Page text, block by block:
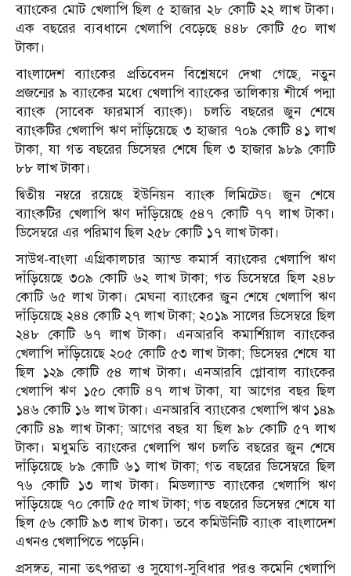
ব্যাংকের মোট খেলাপি ছিল ৫ হাজার ২৮ কোটি ২২ লাখ টাকা।
এক বছরের ব্যবধানে খেলাপি বেড়েছে ৪৪৮ কোটি ৫০ লাখ
টাকা।
বাংলাদেশ ব্যাংকের প্রতিবেদন বিশ্লেষণে দেখা গেছে, নতুন
প্রজন্মের ৯ ব্যাংকের মধ্যে খেলাপি ব্যাংকের তালিকায় শীর্ষে পদ্মা
ব্যাংক (সাবেক ফারমার্স ব্যাংক)। চলতি বছরের জুন শেষে
ব্যাংকটির খেলাপি ঋণ দাঁড়িয়েছে ৩ হাজার ৭০৯ কোটি ৪১ লাখ
টাকা, যা গত বছরের ডিসেম্বর শেষে ছিল ৩ হাজার ৯৮৯ কোটি
৮৮ লাখ টাকা।
দ্বিতীয় নম্বরে রয়েছে ইউনিয়ন ব্যাংক লিমিটেড। জুন শেষে
ব্যাংকটির খেলাপি ঋণ দাঁড়িয়েছে ৫৪৭ কোটি ৭৭ লাখ টাকা।
ডিসেম্বরে এর পরিমাণ ছিল ২৫৮ কোটি ১৭ লাখ টাকা।
সাউথ-বাংলা এগ্রিকালচার অ্যান্ড কমার্স ব্যাংকের খেলাপি ঋণ
দাঁড়িয়েছে ৩০৯ কোটি ৬২ লাখ টাকা; গত ডিসেম্বরে ছিল ২৪৮
কোটি ৬৫ লাখ টাকা। মেঘনা ব্যাংকের জুন শেষে খেলাপি ঋণ
দাঁড়িয়েছে ২৪৪ কোটি ২৭ লাখ টাকা; ২০১৯ সালের ডিসেম্বরে ছিল
২৪৮ কোটি ৬৭ লাখ টাকা। এনআরবি কমার্শিয়াল ব্যাংকের
খেলাপি দাঁড়িয়েছে ২০৫ কোটি ৫৩ লাখ টাকা; ডিসেম্বর শেষে যা
ছিল ১২৯ কোটি ৫৪ লাখ টাকা। এনআরবি গ্লোবাল ব্যাংকের
খেলাপি ঋণ ১৫০ কোটি ৪৭ লাখ টাকা, যা আগের বছর ছিল
১৪৬ কোটি ১৬ লাখ টাকা। এনআরবি ব্যাংকের খেলাপি ঋণ ১৪৯
কোটি ৪৯ লাখ টাকা; আগের বছর যা ছিল ৯৮ কোটি ৫৭ লাখ
টাকা। মধুমতি ব্যাংকের খেলাপি ঋণ চলতি বছরের জুন শেষে
দাঁড়িয়েছে ৮৯ কোটি ৬১ লাখ টাকা; গত বছরের ডিসেম্বরে ছিল
৭৬ কোটি ১৩ লাখ টাকা। মিডল্যান্ড ব্যাংকের খেলাপি ঋণ
দাঁড়িয়েছে ৭০ কোটি ৫৫ লাখ টাকা; গত বছরের ডিসেম্বর শেষে যা
ছিল ৫৬ কোটি ৯৩ লাখ টাকা। তবে কমিউনিটি ব্যাংক বাংলাদেশ
এখনও খেলাপিতে পড়েনি।
প্রসঙ্গত, নানা তৎপরতা ও সুযোগ-সুবিধার পরও কমেনি খেলাপি